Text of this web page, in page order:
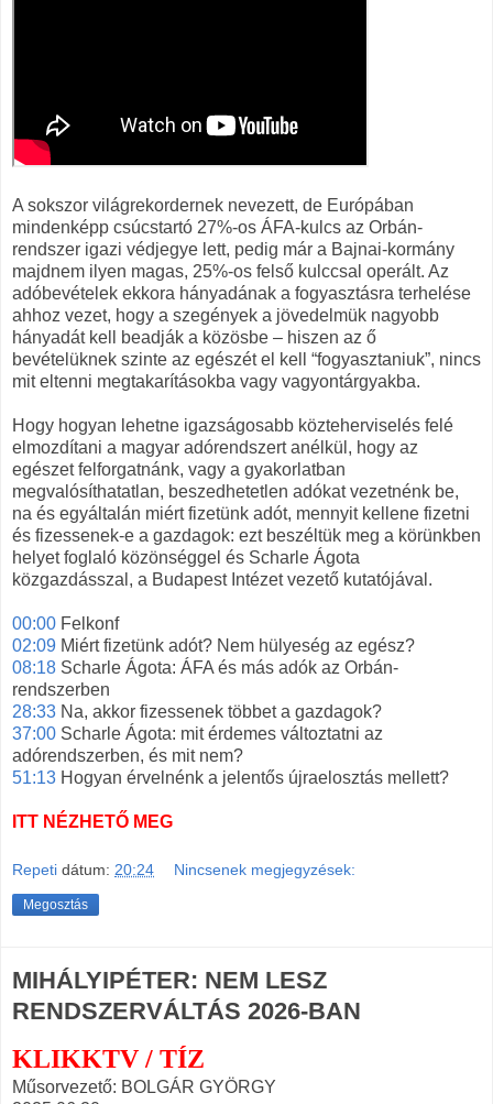
A sokszor világrekordernek nevezett, de Európában
mindenképp csúcstartó 27%-os ÁFA-kulcs az Orbán-
rendszer igazi védjegye lett, pedig már a Bajnai-kormány
majdnem ilyen magas, 25%-os felső kulccsal operált. Az
adóbevételek ekkora hányadának a fogyasztásra terhelése
ahhoz vezet, hogy a szegények a jövedelmük nagyobb
hányadát kell beadják a közösbe – hiszen az ő
bevételüknek szinte az egészét el kell “fogyasztaniuk”, nincs
mit eltenni megtakarításokba vagy vagyontárgyakba.
Hogy hogyan lehetne igazságosabb közteherviselés felé
elmozdítani a magyar adórendszert anélkül, hogy az
egészet felforgatnánk, vagy a gyakorlatban
megvalósíthatatlan, beszedhetetlen adókat vezetnénk be,
na és egyáltalán miért fizetünk adót, mennyit kellene fizetni
és fizessenek-e a gazdagok: ezt beszéltük meg a körünkben
helyet foglaló közönséggel és Scharle Ágota
közgazdásszal, a Budapest Intézet vezető kutatójával.
00:00 Felkonf
02:09 Miért fizetünk adót? Nem hülyeség az egész?
08:18 Scharle Ágota: ÁFA és más adók az Orbán-
rendszerben
28:33 Na, akkor fizessenek többet a gazdagok?
37:00 Scharle Ágota: mit érdemes változtatni az
adórendszerben, és mit nem?
51:13 Hogyan érvelnénk a jelentős újraelosztás mellett?
ITT NÉZHETŐ MEG
Repeti dátum: 20:24 Nincsenek megjegyzések:
Megosztás
MIHÁLYIPÉTER: NEM LESZ
RENDSZERVÁLTÁS 2026-BAN
KLIKKTV / TÍZ
Műsorvezető: BOLGÁR GYÖRGY